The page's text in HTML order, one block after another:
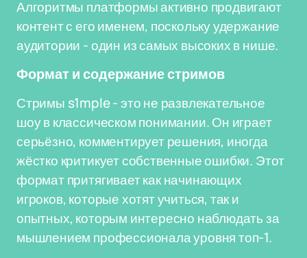
Алгоритмы платформы активно продвигают
контент с его именем, поскольку удержание
аудитории - один из самых высоких в нише.
Формат и содержание стримов
Стримы s1mple - это не развлекательное
шоу в классическом понимании. Он играет
серьёзно, комментирует решения, иногда
жёстко критикует собственные ошибки. Этот
формат притягивает как начинающих
игроков, которые хотят учиться, так и
опытных, которым интересно наблюдать за
мышлением профессионала уровня топ-1.